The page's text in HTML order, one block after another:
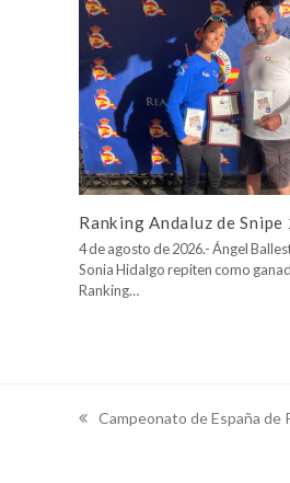
Ranking Andaluz de Snipe
4 de agosto de 2026.- Ángel
Sonia Hidalgo repiten como
Ranking…
previous
Campeonato de España de